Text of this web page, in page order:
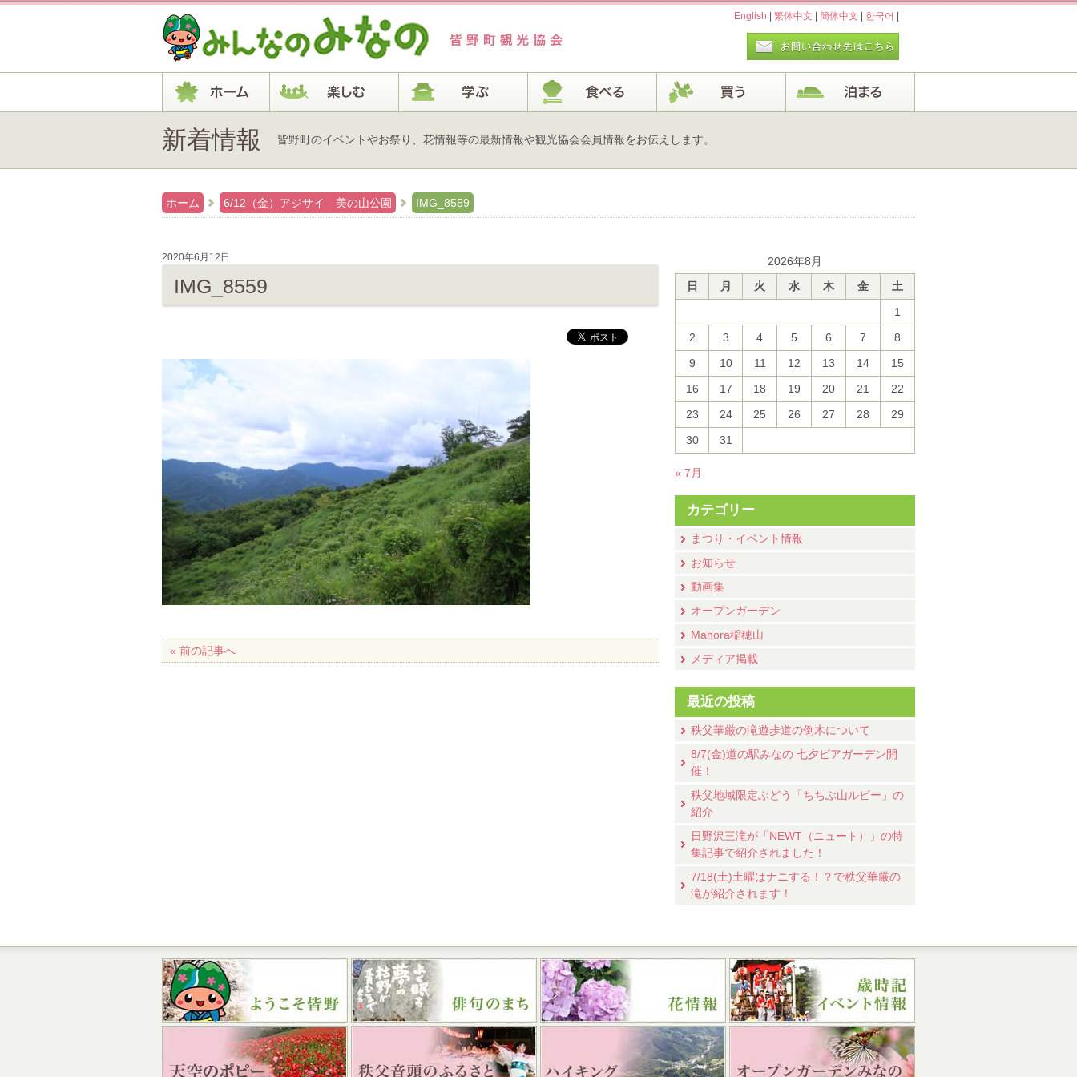
English 繁体中文 簡体中文 한국어
新着情報 皆野町のイベントやお祭り、花情報等の最新情報や観光協会会員情報をお伝えします。
ホーム 6/12（金）アジサイ 美の山公園 IMG_8559
2026年8月
日
月 火 水 木 金
土
1
2
3 4 5 6 7
8
9
10 11 12 13 14
15
16
17 18 19 20 21
22
23
24 25 26 27 28
29
30
31
« 7月
カテゴリー
まつり・イベント情報
お知らせ
動画集
オープンガーデン
Mahora稲穂山
メディア掲載
最近の投稿
秩父華厳の滝遊歩道の倒木について
8/7(金)道の駅みなの 七夕ビアガーデン開
催！
秩父地域限定ぶどう「ちちぶ山ルビー」の
紹介
日野沢三滝が「NEWT（ニュート）」の特
集記事で紹介されました！
7/18(土)土曜はナニする！？で秩父華厳の
滝が紹介されます！
2020年6月12日
IMG_8559
« 前の記事へ